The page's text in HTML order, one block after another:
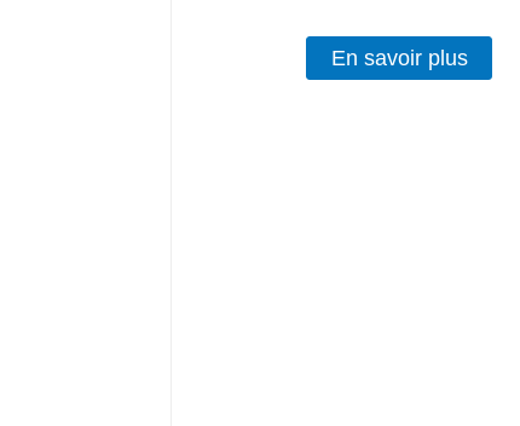
En savoir plus